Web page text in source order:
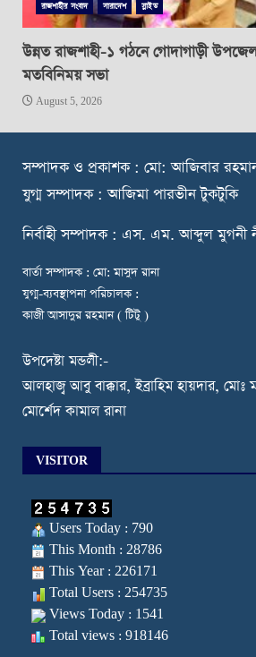
রাজশাহীর সংবাদ সারাদেশ স্লাইড
উন্নত রাজশাহী-১ গঠনে গোদাগাড়ী
মতবিনিময় সভা
August 5, 2026
সম্পাদক ও প্রকাশক : মো: আজিবার
যুগ্ম সম্পাদক : আজিমা পারভীন টুকটুকি
নির্বাহী সম্পাদক : এস. এম. আব্দুল মুগনী
বার্তা সম্পাদক : মো: মাসুদ রানা
যুগ্ম-ব্যবস্থাপনা পরিচালক :
কাজী আসাদুর রহমান ( টিটু )
উপদেষ্টা মন্ডলী:-
আলহাজ্ব আবু বাক্কার, ইব্রাহিম হায়দার,
মোর্শেদ কামাল রানা
VISITOR
Users Today : 790
This Month : 28786
This Year : 226171
Total Users : 254735
Views Today : 1541
Total views : 918146